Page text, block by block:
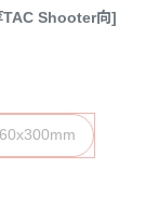
Shooter向]